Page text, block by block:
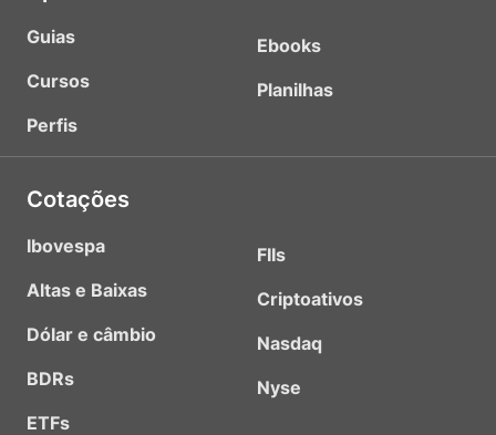
Guias
Cursos
Perfis
Ebooks
Planilhas
Cotações
Ibovespa
Altas e Baixas
Dólar e câmbio
BDRs
ETFs
FIIs
Criptoativos
Nasdaq
Nyse